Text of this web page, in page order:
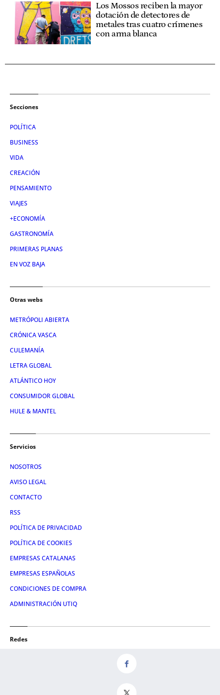
Los Mossos reciben la mayor
dotación de detectores de
metales tras cuatro crímenes
con arma blanca
Secciones
POLÍTICA
BUSINESS
VIDA
CREACIÓN
PENSAMIENTO
VIAJES
+ECONOMÍA
GASTRONOMÍA
PRIMERAS PLANAS
EN VOZ BAJA
Otras webs
METRÓPOLI ABIERTA
CRÓNICA VASCA
CULEMANÍA
LETRA GLOBAL
ATLÁNTICO HOY
CONSUMIDOR GLOBAL
HULE & MANTEL
Servicios
NOSOTROS
AVISO LEGAL
CONTACTO
RSS
POLÍTICA DE PRIVACIDAD
POLÍTICA DE COOKIES
EMPRESAS CATALANAS
EMPRESAS ESPAÑOLAS
CONDICIONES DE COMPRA
ADMINISTRACIÓN UTIQ
Redes